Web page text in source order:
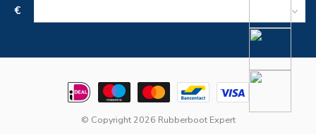
€
© Copyright 2026 Rubberboot Expert